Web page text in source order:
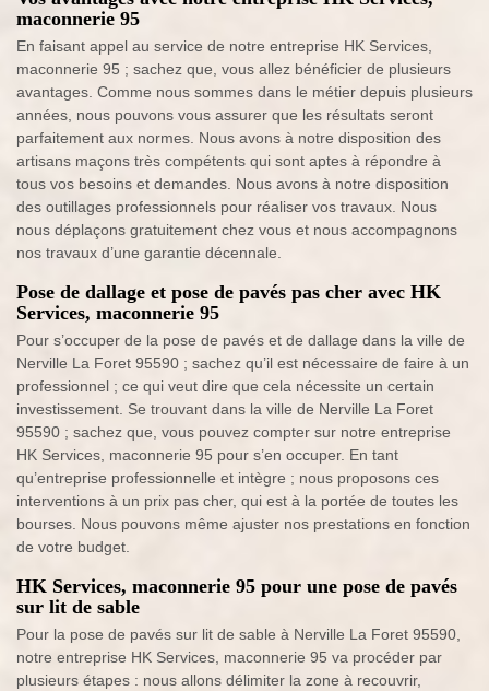
maconnerie 95
En faisant appel au service de notre entreprise HK Services,
maconnerie 95 ; sachez que, vous allez bénéficier de plusieurs
avantages. Comme nous sommes dans le métier depuis plusieurs
années, nous pouvons vous assurer que les résultats seront
parfaitement aux normes. Nous avons à notre disposition des
artisans maçons très compétents qui sont aptes à répondre à
tous vos besoins et demandes. Nous avons à notre disposition
des outillages professionnels pour réaliser vos travaux. Nous
nous déplaçons gratuitement chez vous et nous accompagnons
nos travaux d’une garantie décennale.
Pose de dallage et pose de pavés pas cher avec HK
Services, maconnerie 95
Pour s’occuper de la pose de pavés et de dallage dans la ville de
Nerville La Foret 95590 ; sachez qu’il est nécessaire de faire à un
professionnel ; ce qui veut dire que cela nécessite un certain
investissement. Se trouvant dans la ville de Nerville La Foret
95590 ; sachez que, vous pouvez compter sur notre entreprise
HK Services, maconnerie 95 pour s’en occuper. En tant
qu’entreprise professionnelle et intègre ; nous proposons ces
interventions à un prix pas cher, qui est à la portée de toutes les
bourses. Nous pouvons même ajuster nos prestations en fonction
de votre budget.
HK Services, maconnerie 95 pour une pose de pavés
sur lit de sable
Pour la pose de pavés sur lit de sable à Nerville La Foret 95590,
notre entreprise HK Services, maconnerie 95 va procéder par
plusieurs étapes : nous allons délimiter la zone à recouvrir,